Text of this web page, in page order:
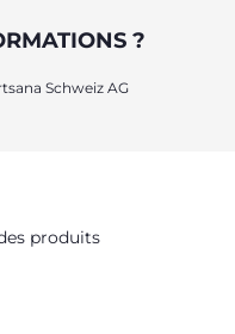
?
Schweiz AG
produits